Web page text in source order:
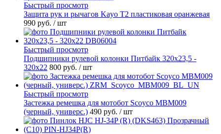
Быстрый просмотр
Защита рук и рычагов Kayo T2 пластиковая оранжевая
990 руб. / шт
Быстрый просмотр
Подшипники рулевой колонки Питбайк 320x23,5 -
320x22 800 руб. / шт
Быстрый просмотр
Застежка ремешка для мотобот Scoyco MBM009
(черный, универс.) 490 руб. / шт